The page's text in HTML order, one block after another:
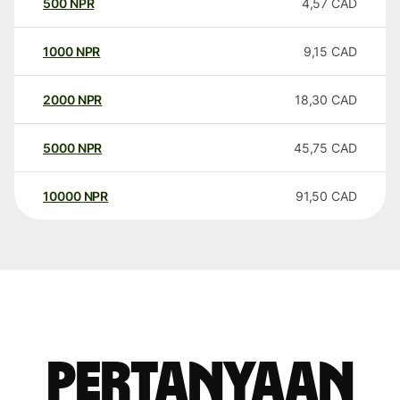
500 NPR 4,57 CAD
1000 NPR 9,15 CAD
2000 NPR 18,30 CAD
5000 NPR 45,75 CAD
10000 NPR 91,50 CAD
Pertanyaan